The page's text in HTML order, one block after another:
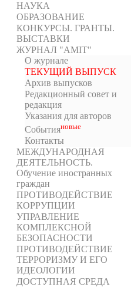
НАУКА
ОБРАЗОВАНИЕ
КОНКУРСЫ. ГРАНТЫ.
ВЫСТАВКИ
ЖУРНАЛ "AMIT"
О журнале
ТЕКУЩИЙ ВЫПУСК
Архив выпусков
Редакционный совет и
редакция
Указания для авторов
Событияновыe
Контакты
МЕЖДУНАРОДНАЯ
ДЕЯТЕЛЬНОСТЬ.
Обучение иностранных
граждан
ПРОТИВОДЕЙСТВИЕ
КОРРУПЦИИ
УПРАВЛЕНИЕ
КОМПЛЕКСНОЙ
БЕЗОПАСНОСТИ
ПРОТИВОДЕЙСТВИЕ
ТЕРРОРИЗМУ И ЕГО
ИДЕОЛОГИИ
ДОСТУПНАЯ СРЕДА